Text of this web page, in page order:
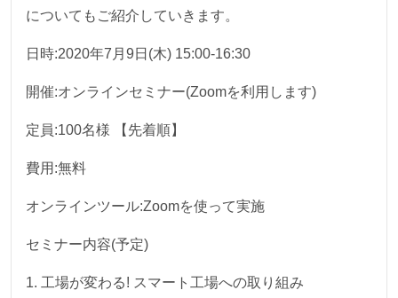
についてもご紹介していきます。
日時:2020年7月9日(木) 15:00-16:30
開催:オンラインセミナー(Zoomを利用します)
定員:100名様 【先着順】
費用:無料
オンラインツール:Zoomを使って実施
セミナー内容(予定)
1. 工場が変わる! スマート工場への取り組み